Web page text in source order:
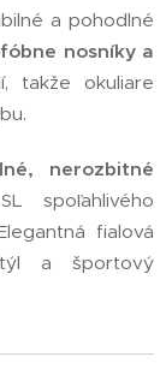
a pohodlné
nosníky a
takže okuliare
nerozbitné
spoľahlivého
fialová
a športový